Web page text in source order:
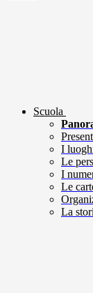
Scuola
I
Le
I
Le
La